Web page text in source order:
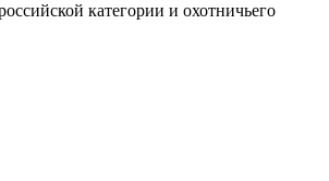
категории и охотничьего